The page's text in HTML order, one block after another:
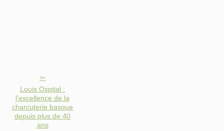
Louis Ospital :
l'excellence de la
charcuterie basque
depuis plus de 40
ans